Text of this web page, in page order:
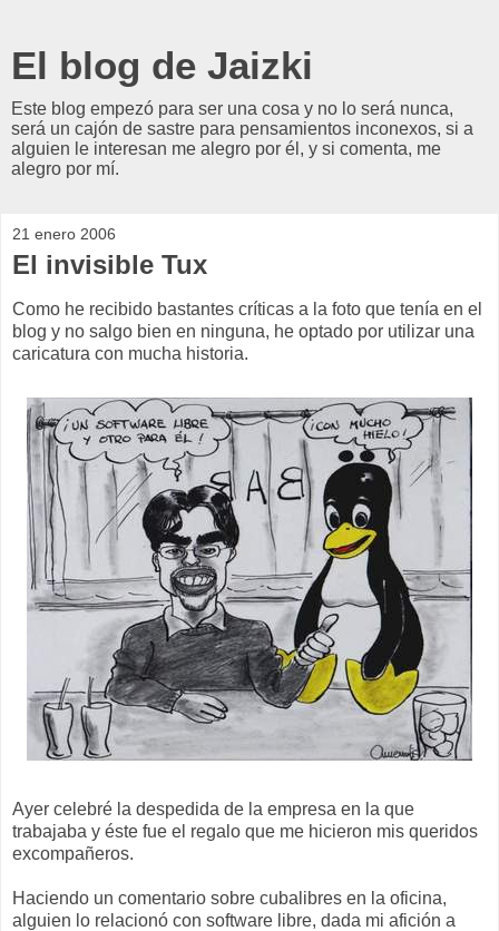
El blog de Jaizki
Este blog empezó para ser una cosa y no lo será nunca,
será un cajón de sastre para pensamientos inconexos, si a
alguien le interesan me alegro por él, y si comenta, me
alegro por mí.
21 enero 2006
El invisible Tux
Como he recibido bastantes críticas a la foto que tenía en el
blog y no salgo bien en ninguna, he optado por utilizar una
caricatura con mucha historia.
Ayer celebré la despedida de la empresa en la que
trabajaba y éste fue el regalo que me hicieron mis queridos
excompañeros.
Haciendo un comentario sobre cubalibres en la oficina,
alguien lo relacionó con software libre, dada mi afición a